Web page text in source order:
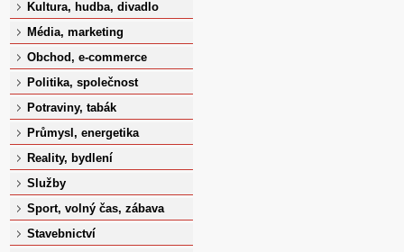
Kultura, hudba, divadlo
Média, marketing
Obchod, e-commerce
Politika, společnost
Potraviny, tabák
Průmysl, energetika
Reality, bydlení
Služby
Sport, volný čas, zábava
Stavebnictví